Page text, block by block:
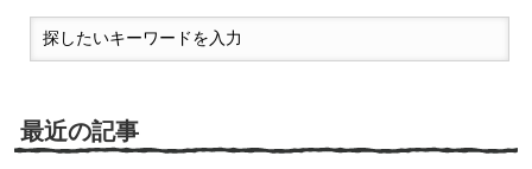
最近の記事